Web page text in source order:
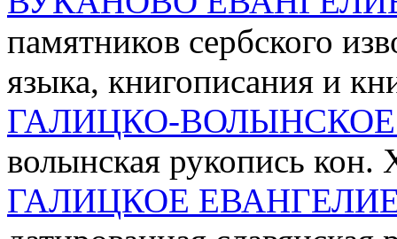
памятников сербского
языка, книгописания и
ГАЛИЦКО-
волынская рукопись
ГАЛИЦКОЕ